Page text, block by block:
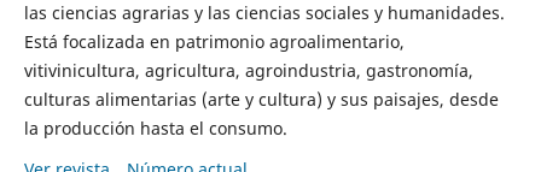
las ciencias agrarias y las ciencias sociales y humanidades.
Está focalizada en patrimonio agroalimentario,
vitivinicultura, agricultura, agroindustria, gastronomía,
culturas alimentarias (arte y cultura) y sus paisajes, desde
la producción hasta el consumo.